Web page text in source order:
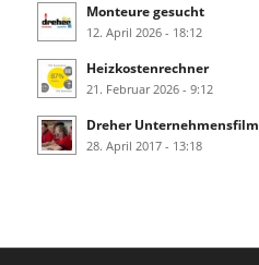
Monteure gesucht
12. April 2026 - 18:12
Heizkostenrechner
21. Februar 2026 - 9:12
Dreher Unternehmensfilm
28. April 2017 - 13:18